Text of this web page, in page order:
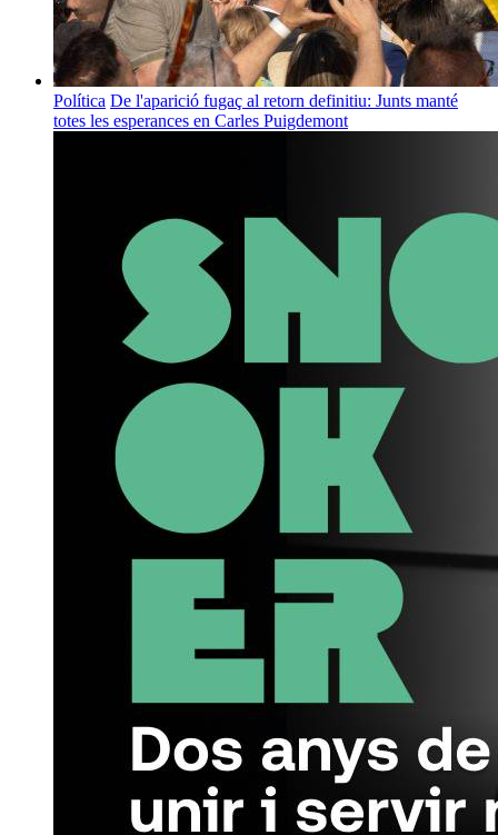
Política De l'aparició fugaç al retorn definitiu: Junts manté
totes les esperances en Carles Puigdemont